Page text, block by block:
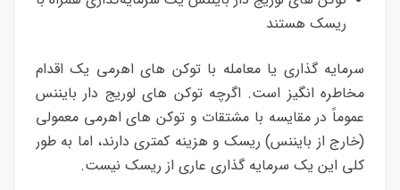
ریسک هستند
سرمایه گذاری یا معامله با توکن های اهرمی یک اقدام
مخاطره انگیز است. اگرچه توکن های لوریج دار بایننس
عموماً در مقایسه با مشتقات و توکن های اهرمی معمولی
(خارج از بایننس) ریسک و هزینه کمتری دارند، اما به طور
کلی این یک سرمایه گذاری عاری از ریسک نیست.